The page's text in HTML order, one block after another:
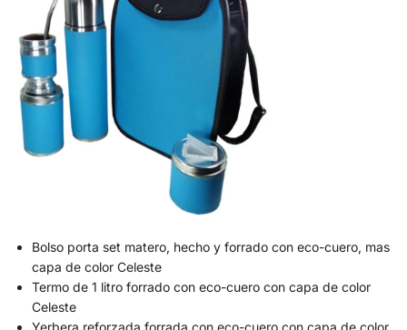
Bolso porta set matero, hecho y forrado con eco-cuero, mas
capa de color Celeste
Termo de 1 litro forrado con eco-cuero con capa de color
Celeste
Yerbera reforzada forrada con eco-cuero con capa de color